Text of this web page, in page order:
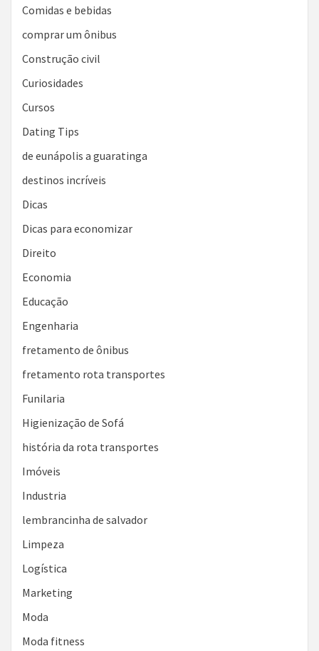
Comidas e bebidas
comprar um ônibus
Construção civil
Curiosidades
Cursos
Dating Tips
de eunápolis a guaratinga
destinos incríveis
Dicas
Dicas para economizar
Direito
Economia
Educação
Engenharia
fretamento de ônibus
fretamento rota transportes
Funilaria
Higienização de Sofá
história da rota transportes
Imóveis
Industria
lembrancinha de salvador
Limpeza
Logística
Marketing
Moda
Moda fitness